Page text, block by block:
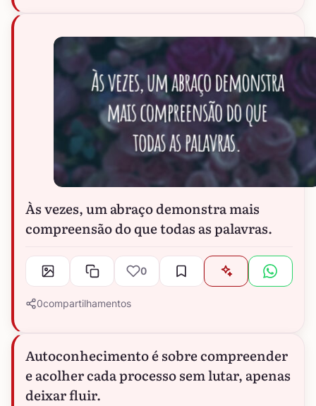
Às vezes, um abraço demonstra mais
compreensão do que todas as palavras.
0
0compartilhamentos
Autoconhecimento é sobre compreender
e acolher cada processo sem lutar, apenas
deixar fluir.